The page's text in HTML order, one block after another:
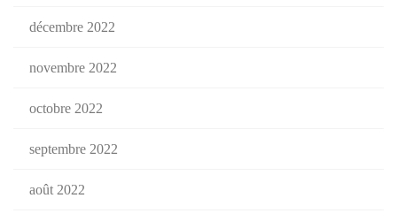
décembre 2022
novembre 2022
octobre 2022
septembre 2022
août 2022